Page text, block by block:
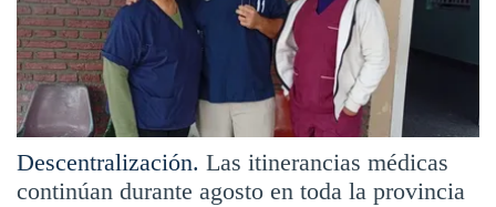
Descentralización. Las itinerancias médicas
continúan durante agosto en toda la provincia